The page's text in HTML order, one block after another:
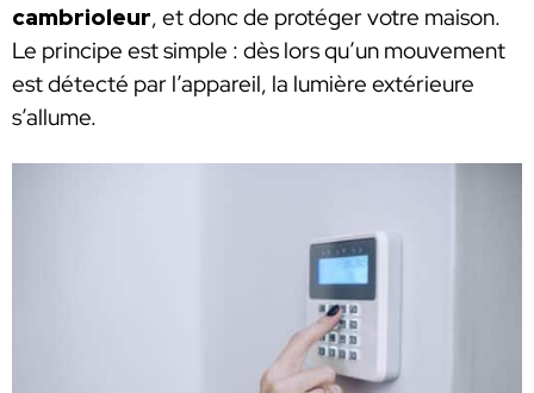
cambrioleur, et donc de protéger votre maison.
Le principe est simple : dès lors qu’un mouvement
est détecté par l’appareil, la lumière extérieure
s’allume.